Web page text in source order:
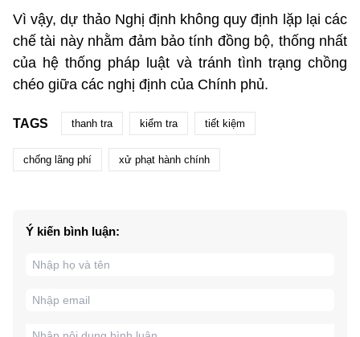
Vì vậy, dự thảo Nghị định không quy định lặp lại các
chế tài này nhằm đảm bảo tính đồng bộ, thống nhất
của hệ thống pháp luật và tránh tình trạng chồng
chéo giữa các nghị định của Chính phủ.
TAGS thanh tra kiểm tra tiết kiệm
chống lãng phí xử phạt hành chính
Ý kiến bình luận: